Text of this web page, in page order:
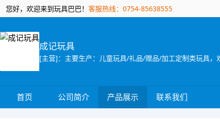
您好，欢迎来到玩具巴巴！ 客服热线：0754-85638555
成记玩具
首页 公司简介 产品展示 联系我们